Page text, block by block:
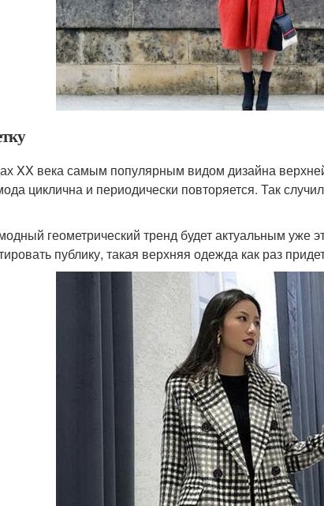
XX века самым популярным видом дизайна
циклична и периодически повторяется. Так
геометрический тренд будет актуальным
публику, такая верхняя одежда как раз